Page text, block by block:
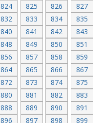
824 825 826
827
832 833 834
835
840 841 842
843
848 849 850
851
856 857 858
859
864 865 866
867
872 873 874
875
880 881 882
883
888 889 890
891
896 897 898
899